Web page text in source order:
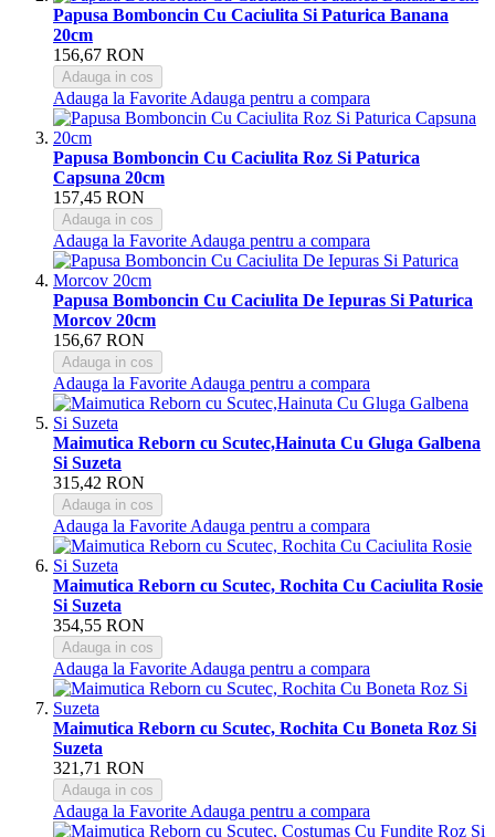
Papusa Bomboncin Cu Caciulita Si Paturica Banana
20cm
156,67 RON
Adauga in cos
Adauga la Favorite Adauga pentru a compara
Papusa Bomboncin Cu Caciulita Roz Si Paturica
Capsuna 20cm
157,45 RON
Adauga in cos
Adauga la Favorite Adauga pentru a compara
Papusa Bomboncin Cu Caciulita De Iepuras Si Paturica
Morcov 20cm
156,67 RON
Adauga in cos
Adauga la Favorite Adauga pentru a compara
Maimutica Reborn cu Scutec,Hainuta Cu Gluga Galbena
Si Suzeta
315,42 RON
Adauga in cos
Adauga la Favorite Adauga pentru a compara
Maimutica Reborn cu Scutec, Rochita Cu Caciulita Rosie
Si Suzeta
354,55 RON
Adauga in cos
Adauga la Favorite Adauga pentru a compara
Maimutica Reborn cu Scutec, Rochita Cu Boneta Roz Si
Suzeta
321,71 RON
Adauga in cos
Adauga la Favorite Adauga pentru a compara